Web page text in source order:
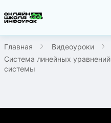
Главная
Видеоуроки
Система линейных
системы